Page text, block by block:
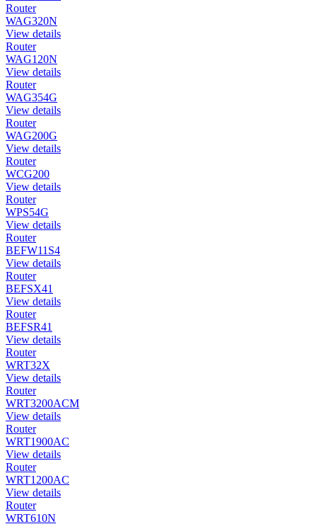
Router
WAG320N
View details
Router
WAG120N
View details
Router
WAG354G
View details
Router
WAG200G
View details
Router
WCG200
View details
Router
WPS54G
View details
Router
BEFW11S4
View details
Router
BEFSX41
View details
Router
BEFSR41
View details
Router
WRT32X
View details
Router
WRT3200ACM
View details
Router
WRT1900AC
View details
Router
WRT1200AC
View details
Router
WRT610N